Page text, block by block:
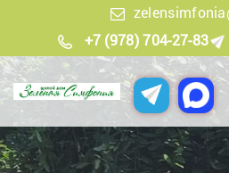
+7 (978) 704-27-83